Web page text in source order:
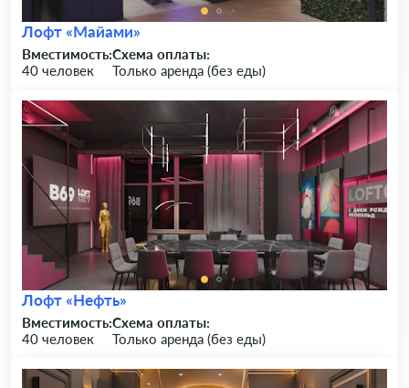
Лофт «Майами»
Вместимость:
40 человек
Схема оплаты:
Только аренда (без еды)
Лофт «Нефть»
Вместимость:
40 человек
Схема оплаты:
Только аренда (без еды)